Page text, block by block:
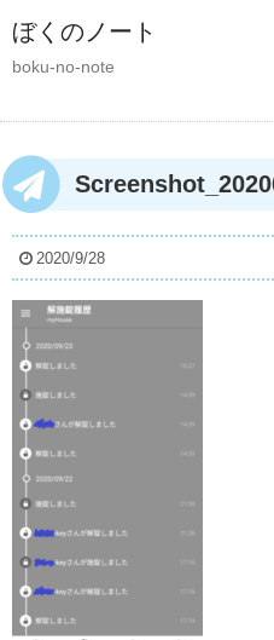
ぼくのノート
boku-no-note
2020/9/28